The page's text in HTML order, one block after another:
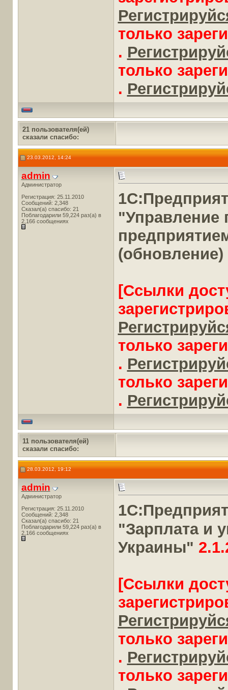
только
.
только
.
21 пользователя(ей)
сказали cпасибо:
23.03.2012, 14:24
admin
Администратор
Регистрация: 25.11.2010
Сообщений: 2,348
Сказал(а) спасибо: 21
Поблагодарили 59,224 раз(а) в
2,166 сообщениях
"Управление
[Ссылки
только
.
только
.
11 пользователя(ей)
сказали cпасибо:
28.03.2012, 19:12
admin
Администратор
Регистрация: 25.11.2010
Сообщений: 2,348
Сказал(а) спасибо: 21
Поблагодарили 59,224 раз(а) в
2,166 сообщениях
"Зарплата и
Украины"
[Ссылки
только
.
только